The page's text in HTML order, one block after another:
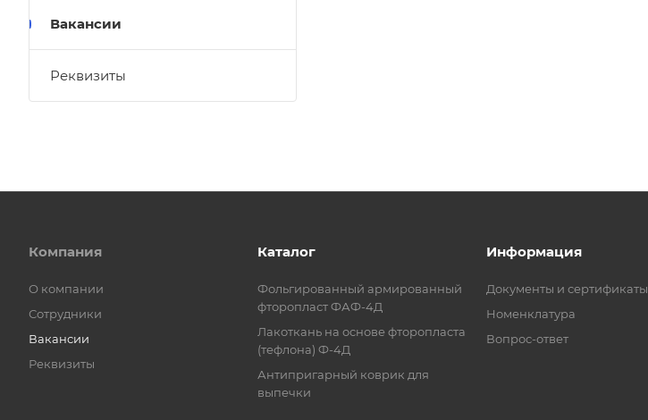
Вакансии
Реквизиты
Компания
О компании
Сотрудники
Вакансии
Реквизиты
Каталог
Фольгированный армированный
фторопласт ФАФ-4Д
Лакоткань на основе фторопласта
(тефлона) Ф-4Д
Антипригарный коврик для
выпечки
Информация
Документы и сертификаты
Номенклатура
Вопрос-ответ